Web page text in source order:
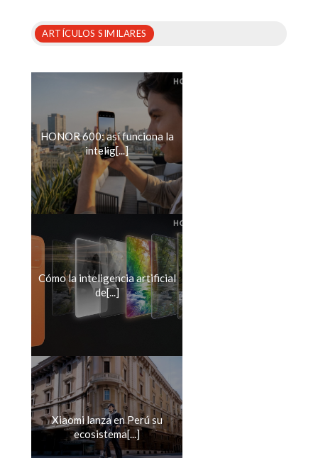
ARTÍCULOS SIMILARES
HONOR 600: así funciona la
intelig[...]
Cómo la inteligencia artificial
de[...]
Xiaomi lanza en Perú su
ecosistema[...]